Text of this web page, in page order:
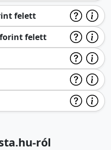
felett
felett
ról